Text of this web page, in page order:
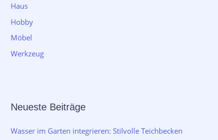
Haus
Hobby
Möbel
Werkzeug
Neueste Beiträge
Wasser im Garten integrieren: Stilvolle Teichbecken